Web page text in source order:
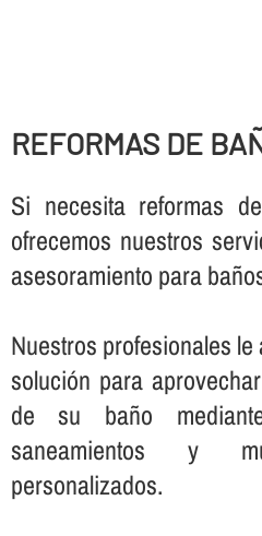
REFORMAS DE
Si necesita reformas
ofrecemos nuestros
asesoramiento para
Nuestros profesionales
solución para
de su baño
saneamientos y
personalizados.